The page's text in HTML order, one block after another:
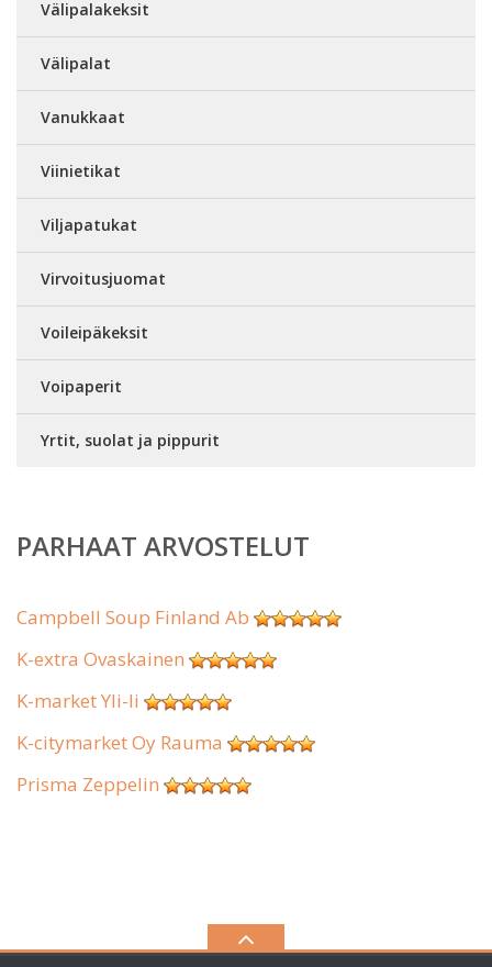
Välipalakeksit
Välipalat
Vanukkaat
Viinietikat
Viljapatukat
Virvoitusjuomat
Voileipäkeksit
Voipaperit
Yrtit, suolat ja pippurit
PARHAAT ARVOSTELUT
Campbell Soup Finland Ab
K-extra Ovaskainen
K-market Yli-Ii
K-citymarket Oy Rauma
Prisma Zeppelin